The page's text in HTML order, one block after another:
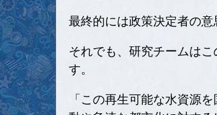
最終的には政策決定者の意
それでも、研究チームは
す。
「この再生可能な水資源